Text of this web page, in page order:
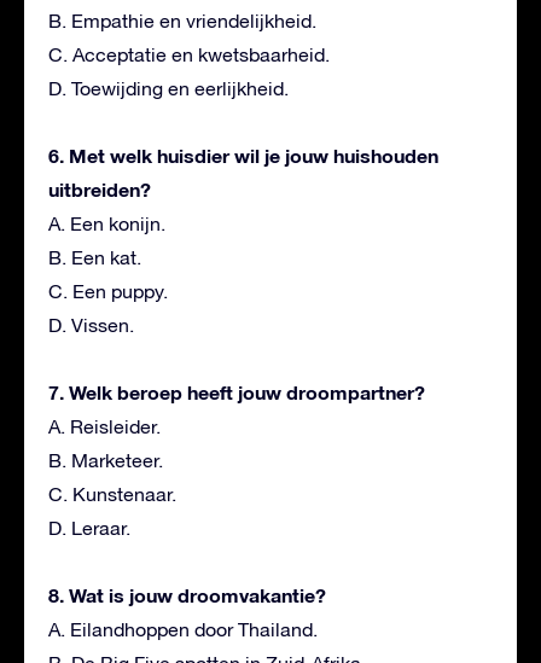
B. Empathie en vriendelijkheid.
C. Acceptatie en kwetsbaarheid.
D. Toewijding en eerlijkheid.
6. Met welk huisdier wil je jouw huishouden
uitbreiden?
A. Een konijn.
B. Een kat.
C. Een puppy.
D. Vissen.
7. Welk beroep heeft jouw droompartner?
A. Reisleider.
B. Marketeer.
C. Kunstenaar.
D. Leraar.
8. Wat is jouw droomvakantie?
A. Eilandhoppen door Thailand.